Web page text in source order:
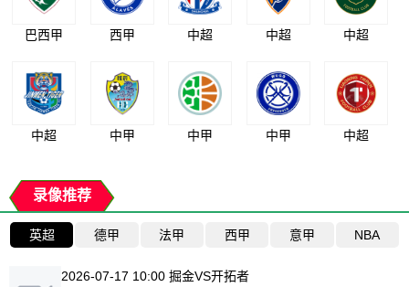
巴西甲 西甲 中超 中超 中超
中超 中甲 中甲 中甲 中超
录像推荐
英超 德甲 法甲 西甲 意甲 NBA
2026-07-17 10:00 掘金VS开拓者